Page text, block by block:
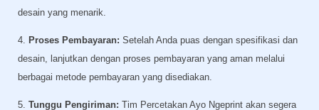
desain yang menarik.
4. Proses Pembayaran: Setelah Anda puas dengan spesifikasi dan
desain, lanjutkan dengan proses pembayaran yang aman melalui
berbagai metode pembayaran yang disediakan.
5. Tunggu Pengiriman: Tim Percetakan Ayo Ngeprint akan segera